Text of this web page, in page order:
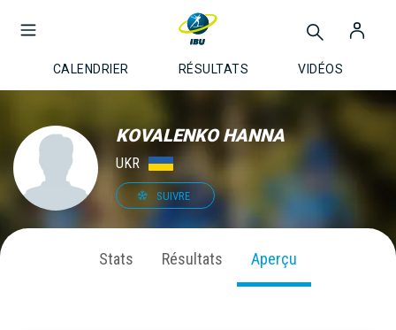
CALENDRIER RÉSULTATS VIDÉOS
KOVALENKO HANNA
UKR
SUIVRE
Stats Résultats Aperçu